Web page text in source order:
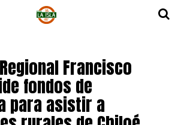
Francisco
fondos de
para asistir a